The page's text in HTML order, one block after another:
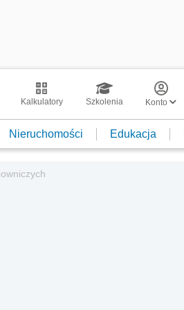
Kalkulatory Szkolenia Konto
Nieruchomości Edukacja